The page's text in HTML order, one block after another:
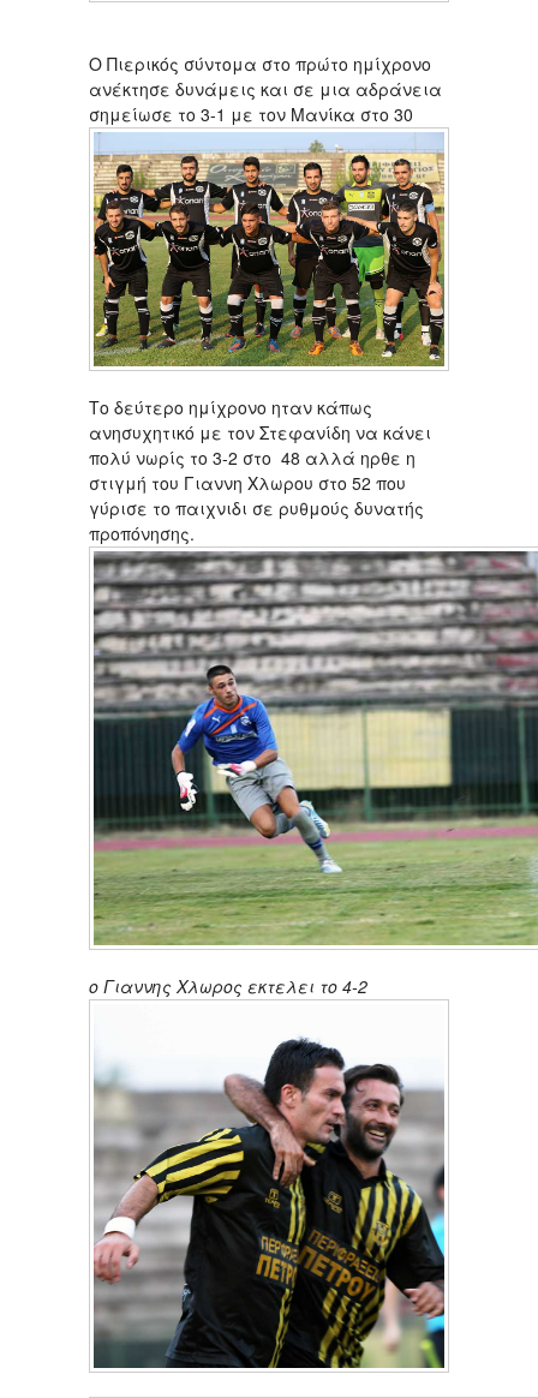
Ο Πιερικός σύντομα στο πρώτο ημίχρονο
ανέκτησε δυνάμεις και σε μια αδράνεια
σημείωσε το 3-1 με τον Μανίκα στο 30
Το δεύτερο ημίχρονο ηταν κάπως
ανησυχητικό με τον Στεφανίδη να κάνει
πολύ νωρίς το 3-2 στο 48 αλλά ηρθε η
στιγμή του Γιαννη Χλωρου στο 52 που
γύρισε το παιχνιδι σε ρυθμούς δυνατής
προπόνησης.
ο Γιαννης Χλωρος εκτελει το 4-2